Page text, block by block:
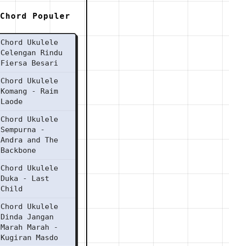
Chord Populer
Chord Ukulele
Celengan Rindu
Fiersa Besari
Chord Ukulele
Komang - Raim
Laode
Chord Ukulele
Sempurna -
Andra and The
Backbone
Chord Ukulele
Duka - Last
Child
Chord Ukulele
Dinda Jangan
Marah Marah -
Kugiran Masdo